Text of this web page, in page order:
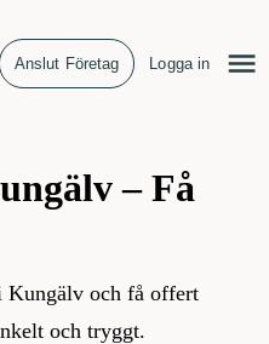
Anslut Företag Logga in
– Få
och få offert
och tryggt.